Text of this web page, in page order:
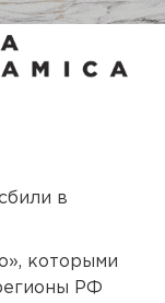
в
которыми
РФ